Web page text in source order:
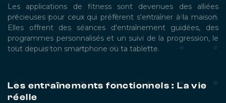
Les applications de fitness sont devenues des alliées
précieuses pour ceux qui préfèrent s'entraîner à la maison.
Elles offrent des séances d'entraînement guidées, des
programmes personnalisés et un suivi de la progression, le
tout depuis ton smartphone ou ta tablette.
Les entraînements fonctionnels : La vie
réelle